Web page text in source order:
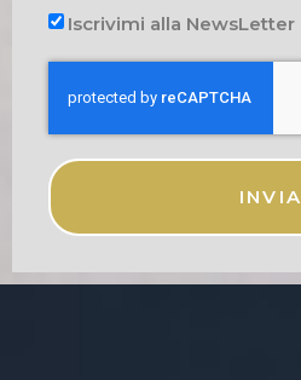
Iscrivimi alla NewsLetter
INVIA